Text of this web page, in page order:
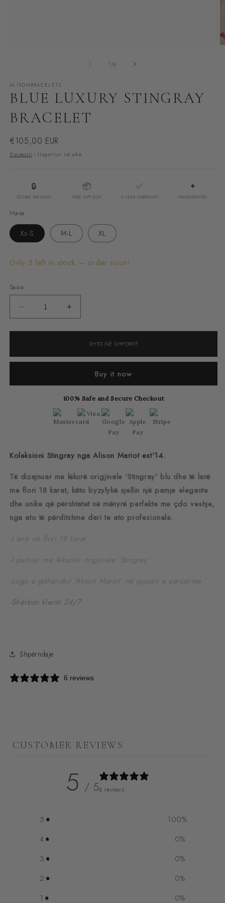
modalitet
1 /e6
ALISONBRACELETS
BLUE LUXURY STINGRAY
BRACELET
Çmimi
i
€105,00 EUR
Transporti i llogaritur në arkë.
🔒
SECURE PAYMENT
📦
FREE GIFT BOX
✅
2-YEAR WARRANTY
✦
HANDCRAFTED
Masa
Xs-S M-L XL
Only 5 left in stock — order soon!
Sasia
Zvogëlo
Luxury
Rrit
Luxury
Stingray
SHTO NË SHPORTË
Buy it now
100% Safe and Secure Checkout
Koleksioni Stingray nga Alison Mariot est'14.
Të dizajnuar me lëkurë origjinale 'Stingray' blu dhe të larë
me flori 18 karat, këto byzylykë sjellin një pamje elegante
dhe unike që përshtatet në mënyrë perfekte me çdo veshje,
nga ato të përditshme deri te ato profesionale.
-I larë në flori 18 karat
-I punuar me lëkurën origjinale 'Stingray'
-Logo e gdhendur 'Alison Mariot' në pjesën e përparme
-Shërbim klienti 24/7
Shpërndaje
6 reviews
CUSTOMER REVIEWS
5 / 56 reviews
5 100%
4
0%
3
0%
2
0%
1
0%